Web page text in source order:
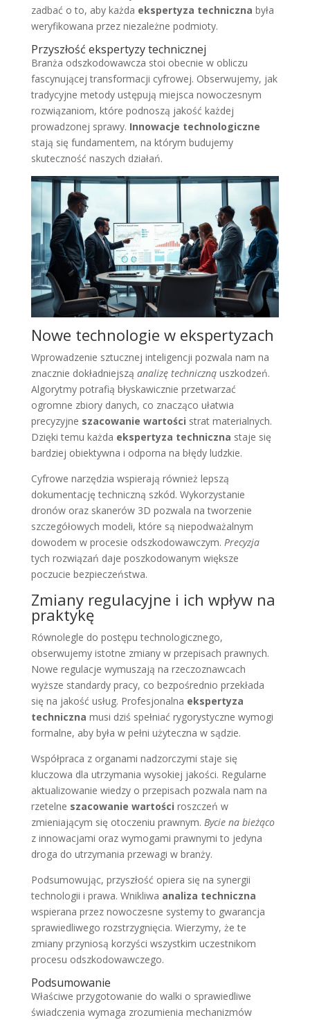
zadbać o to, aby każda ekspertyza techniczna była
weryfikowana przez niezależne podmioty.
Przyszłość ekspertyzy technicznej
Branża odszkodowawcza stoi obecnie w obliczu
fascynującej transformacji cyfrowej. Obserwujemy, jak
tradycyjne metody ustępują miejsca nowoczesnym
rozwiązaniom, które podnoszą jakość każdej
prowadzonej sprawy. Innowacje technologiczne
stają się fundamentem, na którym budujemy
skuteczność naszych działań.
Nowe technologie w ekspertyzach
Wprowadzenie sztucznej inteligencji pozwala nam na
znacznie dokładniejszą analizę technicznąuszkodzeń.
Algorytmy potrafią błyskawicznie przetwarzać
ogromne zbiory danych, co znacząco ułatwia
precyzyjne szacowanie wartości strat materialnych.
Dzięki temu każda ekspertyza techniczna staje się
bardziej obiektywna i odporna na błędy ludzkie.
Cyfrowe narzędzia wspierają również lepszą
dokumentację techniczną szkód. Wykorzystanie
dronów oraz skanerów 3D pozwala na tworzenie
szczegółowych modeli, które są niepodważalnym
dowodem w procesie odszkodowawczym. Precyzja
tych rozwiązań daje poszkodowanym większe
poczucie bezpieczeństwa.
Zmiany regulacyjne i ich wpływ na
praktykę
Równolegle do postępu technologicznego,
obserwujemy istotne zmiany w przepisach prawnych.
Nowe regulacje wymuszają na rzeczoznawcach
wyższe standardy pracy, co bezpośrednio przekłada
się na jakość usług. Profesjonalna ekspertyza
techniczna musi dziś spełniać rygorystyczne wymogi
formalne, aby była w pełni użyteczna w sądzie.
Współpraca z organami nadzorczymi staje się
kluczowa dla utrzymania wysokiej jakości. Regularne
aktualizowanie wiedzy o przepisach pozwala nam na
rzetelne szacowanie wartości roszczeń w
zmieniającym się otoczeniu prawnym. Bycie na bieżąco
z innowacjami oraz wymogami prawnymi to jedyna
droga do utrzymania przewagi w branży.
Podsumowując, przyszłość opiera się na synergii
technologii i prawa. Wnikliwa analiza techniczna
wspierana przez nowoczesne systemy to gwarancja
sprawiedliwego rozstrzygnięcia. Wierzymy, że te
zmiany przyniosą korzyści wszystkim uczestnikom
procesu odszkodowawczego.
Podsumowanie
Właściwe przygotowanie do walki o sprawiedliwe
świadczenia wymaga zrozumienia mechanizmów